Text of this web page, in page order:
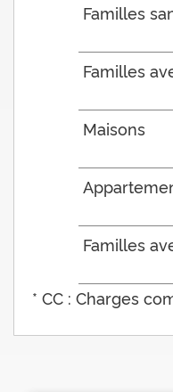
Familles
Familles
Maisons
Familles
* CC : Charges